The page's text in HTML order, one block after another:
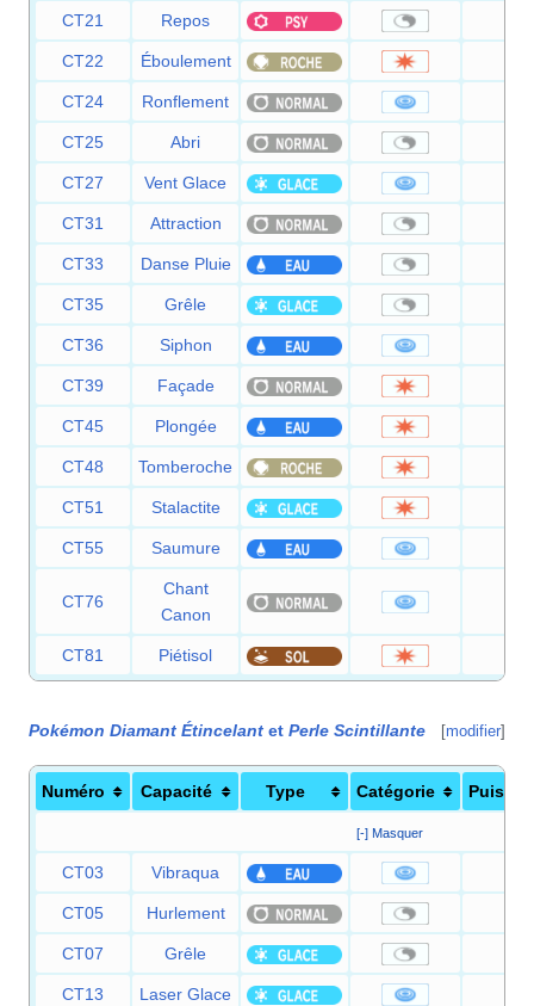
CT21 Repos
CT22 Éboulement
CT24 Ronflement
CT25 Abri
CT27 Vent Glace
CT31 Attraction
CT33 Danse Pluie
CT35 Grêle
CT36 Siphon
CT39 Façade
CT45 Plongée
CT48 Tomberoche
CT51 Stalactite
CT55 Saumure
CT76
Chant
Canon
CT81 Piétisol
Pokémon Diamant Étincelant et Perle Scintillante [modifier]
Numéro Capacité Type Catégorie
[-] Masquer
CT03 Vibraqua
CT05 Hurlement
CT07 Grêle
CT13 Laser Glace